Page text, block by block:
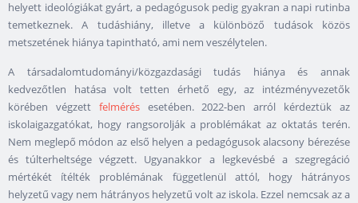
helyett ideológiákat gyárt, a pedagógusok pedig gyakran a napi rutinba
temetkeznek. A tudáshiány, illetve a különböző tudások közös
metszetének hiánya tapintható, ami nem veszélytelen.
A társadalomtudományi/közgazdasági tudás hiánya és annak
kedvezőtlen hatása volt tetten érhető egy, az intézményvezetők
körében végzett felmérésesetében. 2022-ben arról kérdeztük az
iskolaigazgatókat, hogy rangsorolják a problémákat az oktatás terén.
Nem meglepő módon az első helyen a pedagógusok alacsony bérezése
és túlterheltsége végzett. Ugyanakkor a legkevésbé a szegregáció
mértékét ítélték problémának függetlenül attól, hogy hátrányos
helyzetű vagy nem hátrányos helyzetű volt az iskola. Ezzel nemcsak az a